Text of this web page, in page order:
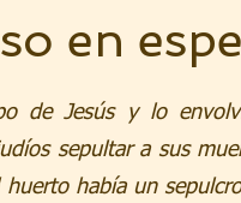
en
estrellas.
de Jesús y lo
sepultar a sus
había un